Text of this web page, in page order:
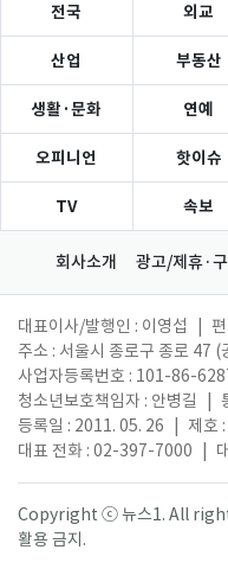
전국 외교
산업 부동산
생활·문화 연예
오피니언 핫이슈
TV 속보
회사소개 광고/제휴·
대표이사/발행인 : 이영섭
주소 : 서울시 종로구 종로 47
사업자등록번호 : 101-86-
청소년보호책임자 : 안병길
등록일 : 2011. 05. 26
제호
대표 전화 : 02-397-7000
Copyright ⓒ 뉴스1. All
활용 금지.